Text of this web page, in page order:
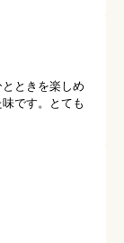
ときを楽しめ
です。とても